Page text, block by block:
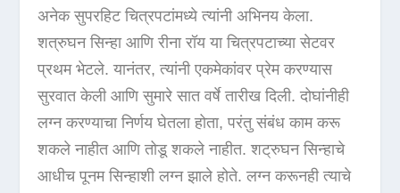
अनेक सुपरहिट चित्रपटांमध्ये त्यांनी अभिनय केला.
शत्रुघन सिन्हा आणि रीना रॉय या चित्रपटाच्या सेटवर
प्रथम भेटले. यानंतर, त्यांनी एकमेकांवर प्रेम करण्यास
सुरवात केली आणि सुमारे सात वर्षे तारीख दिली. दोघांनीही
लग्न करण्याचा निर्णय घेतला होता, परंतु संबंध काम करू
शकले नाहीत आणि तोडू शकले नाहीत. शट्रुघन सिन्हाचे
आधीच पूनम सिन्हाशी लग्न झाले होते. लग्न करूनही त्याचे